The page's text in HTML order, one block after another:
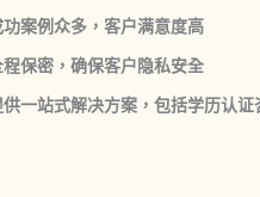
功案例众多，客户满意度高
程保密，确保客户隐私安全
供一站式解决方案，包括学历认证